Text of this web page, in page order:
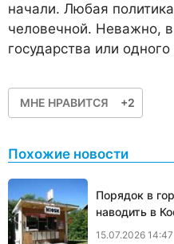
начали. Любая
человечной. Неважно,
государства или
МНЕ НРАВИТСЯ +2
Похожие новости
Порядок в
наводить в
15.07.2026 14:47